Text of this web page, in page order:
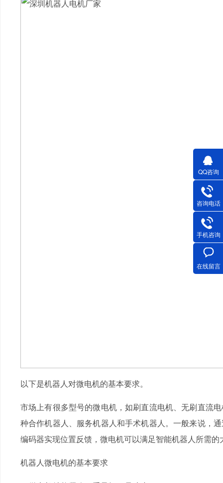
以下是机器人对微电机的基本要求。
市场上有很多型号的微电机，如刷直流电机、无刷直流
种合作机器人、服务机器人和手术机器人。一般来说，
编码器实现位置反馈，微电机可以满足智能机器人所需
机器人微电机的基本要求
QQ咨询
咨询电话
手机咨询
在线留言